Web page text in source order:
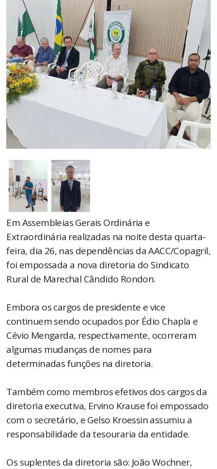
Em Assembleias Gerais Ordinária e
Extraordinária realizadas na noite desta quarta-
feira, dia 26, nas dependências da AACC/Copagril,
foi empossada a nova diretoria do Sindicato
Rural de Marechal Cândido Rondon.
Embora os cargos de presidente e vice
continuem sendo ocupados por Édio Chapla e
Cévio Mengarda, respectivamente, ocorreram
algumas mudanças de nomes para
determinadas funções na diretoria.
Também como membros efetivos dos cargos da
diretoria executiva, Ervino Krause foi empossado
com o secretário, e Gelso Kroessin assumiu a
responsabilidade da tesouraria da entidade.
Os suplentes da diretoria são: João Wochner,